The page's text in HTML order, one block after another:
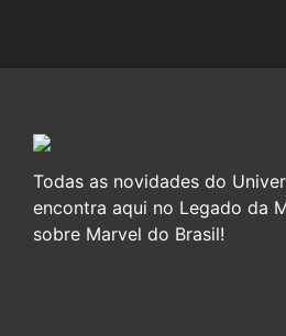
Todas as novidades do
encontra aqui no Legado da
sobre Marvel do Brasil!